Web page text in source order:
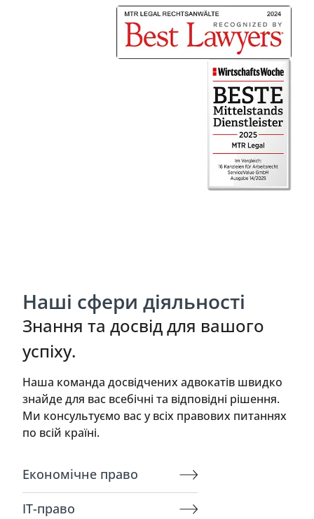
Наші сфери діяльності
Знання та досвід для вашого
успіху.
Наша команда досвідчених адвокатів швидко
знайде для вас всебічні та відповідні рішення.
Ми консультуємо вас у всіх правових питаннях
по всій країні.
Економічне право
ІТ-право